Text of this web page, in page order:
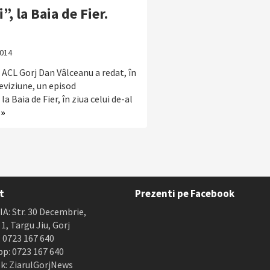
la Baia de Fier.
Gorj Dan Vâlceanu a redat, în
un episod
Baia de Fier, în ziua celui de-al
Str. 30 Decembrie,
Targu Jiu, Gorj
167 640
0723 167 640
ZiarulGorjNews
Prezenti pe Facebook